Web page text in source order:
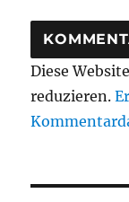
Diese
reduzieren.